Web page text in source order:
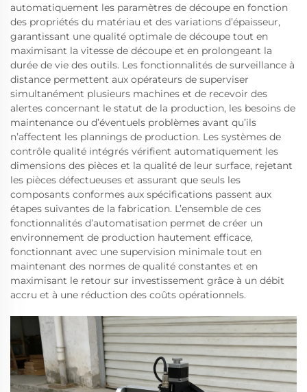
automatiquement les paramètres de découpe en fonction
des propriétés du matériau et des variations d’épaisseur,
garantissant une qualité optimale de découpe tout en
maximisant la vitesse de découpe et en prolongeant la
durée de vie des outils. Les fonctionnalités de surveillance à
distance permettent aux opérateurs de superviser
simultanément plusieurs machines et de recevoir des
alertes concernant le statut de la production, les besoins de
maintenance ou d’éventuels problèmes avant qu’ils
n’affectent les plannings de production. Les systèmes de
contrôle qualité intégrés vérifient automatiquement les
dimensions des pièces et la qualité de leur surface, rejetant
les pièces défectueuses et assurant que seuls les
composants conformes aux spécifications passent aux
étapes suivantes de la fabrication. L’ensemble de ces
fonctionnalités d’automatisation permet de créer un
environnement de production hautement efficace,
fonctionnant avec une supervision minimale tout en
maintenant des normes de qualité constantes et en
maximisant le retour sur investissement grâce à un débit
accru et à une réduction des coûts opérationnels.